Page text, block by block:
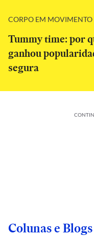
CORPO EM MOVIMENTO
Tummy time: por
ganhou
segura
Colunas e Blogs